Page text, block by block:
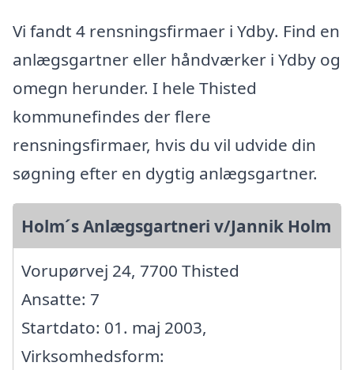
Vi fandt 4 rensningsfirmaer i Ydby. Find en
anlægsgartner eller håndværker i Ydby og
omegn herunder. I hele Thisted
kommunefindes der flere
rensningsfirmaer, hvis du vil udvide din
søgning efter en dygtig anlægsgartner.
Holm´s Anlægsgartneri v/Jannik Holm
Vorupørvej 24, 7700 Thisted
Ansatte: 7
Startdato: 01. maj 2003,
Virksomhedsform: